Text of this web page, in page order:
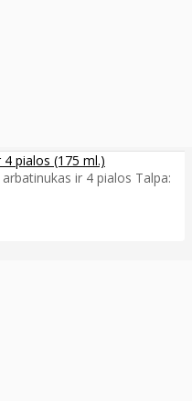
pialos (175 ml.)
ir 4 pialos Talpa: